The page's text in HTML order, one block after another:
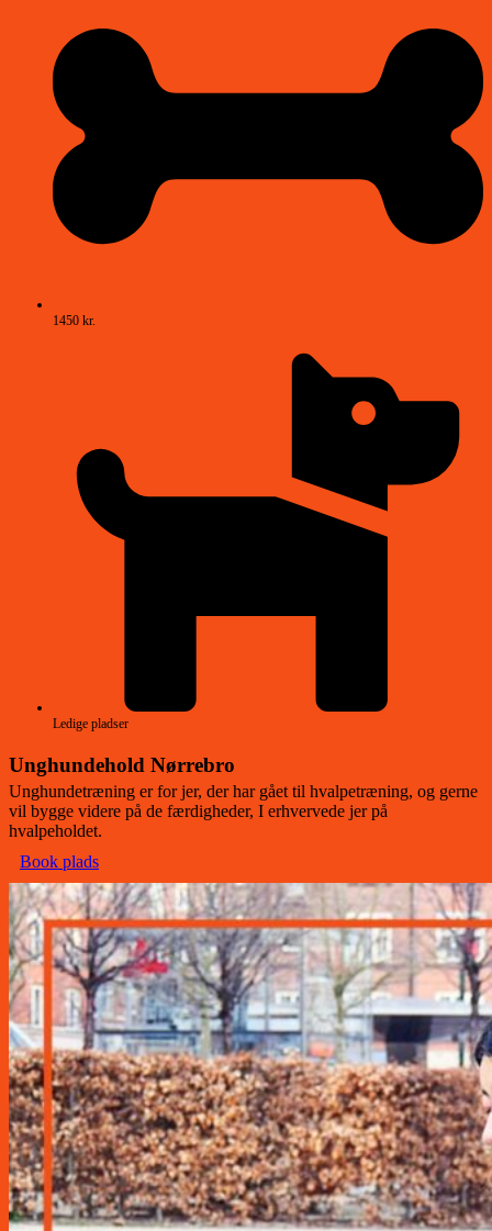
1450 kr.
Ledige pladser
Unghundehold Nørrebro
Unghundetræning er for jer, der har gået til hvalpetræning, og gerne
vil bygge videre på de færdigheder, I erhvervede jer på
hvalpeholdet.
Book plads